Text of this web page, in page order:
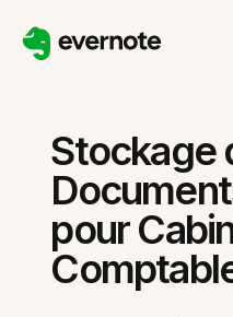
Stockage
pour